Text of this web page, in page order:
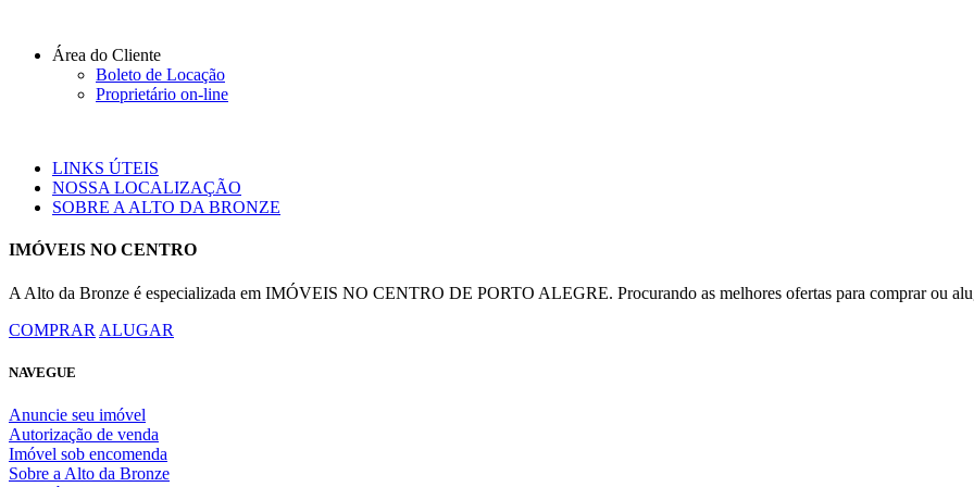
Área do Cliente
Boleto de Locação
Proprietário on-line
LINKS ÚTEIS
NOSSA LOCALIZAÇÃO
SOBRE A ALTO DA BRONZE
IMÓVEIS NO CENTRO
A Alto da Bronze é especializada em IMÓVEIS NO CENTRO DE PORTO ALEGRE. Procurando as melhores ofertas para comprar ou
COMPRAR ALUGAR
NAVEGUE
Anuncie seu imóvel
Autorização de venda
Imóvel sob encomenda
Sobre a Alto da Bronze